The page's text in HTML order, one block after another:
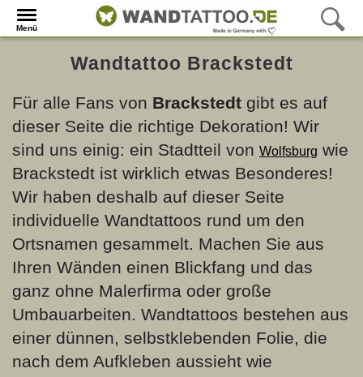
Menü
Wandtattoo Brackstedt
Für alle Fans von Brackstedt gibt es auf
dieser Seite die richtige Dekoration! Wir
sind uns einig: ein Stadtteil von Wolfsburg wie
Brackstedt ist wirklich etwas Besonderes!
Wir haben deshalb auf dieser Seite
individuelle Wandtattoos rund um den
Ortsnamen gesammelt. Machen Sie aus
Ihren Wänden einen Blickfang und das
ganz ohne Malerfirma oder große
Umbauarbeiten. Wandtattoos bestehen aus
einer dünnen, selbstklebenden Folie, die
nach dem Aufkleben aussieht wie